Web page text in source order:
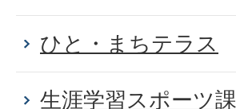
ひと・まちテラス
生涯学習スポーツ課